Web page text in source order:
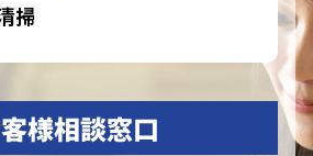
掃
様相談窓口